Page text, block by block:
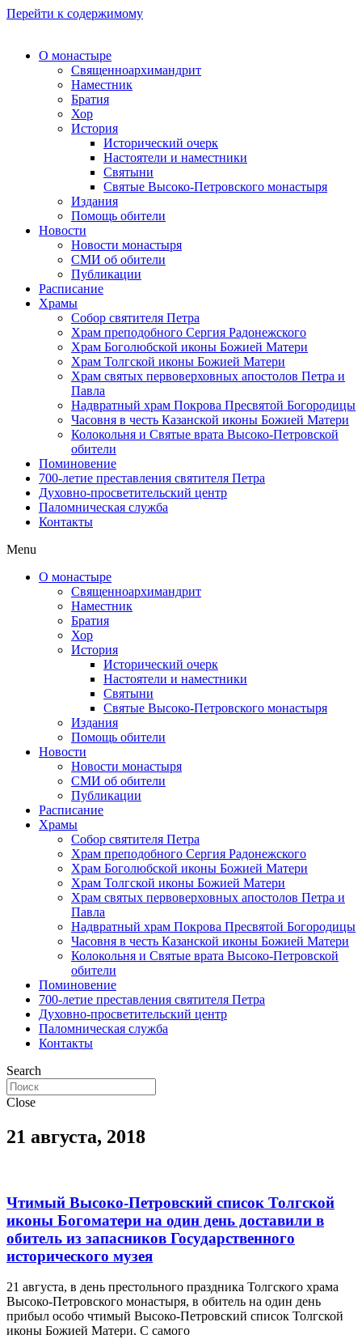
Перейти к содержимому
О монастыре
Священноархимандрит
Наместник
Братия
Хор
История
Исторический очерк
Настоятели и наместники
Святыни
Святые Высоко-Петровского монастыря
Издания
Помощь обители
Новости
Новости монастыря
СМИ об обители
Публикации
Расписание
Храмы
Собор святителя Петра
Храм преподобного Сергия Радонежского
Храм Боголюбской иконы Божией Матери
Храм Толгской иконы Божией Матери
Храм святых первоверховных апостолов Петра и
Павла
Надвратный храм Покрова Пресвятой Богородицы
Часовня в честь Казанской иконы Божией Матери
Колокольня и Святые врата Высоко-Петровской
обители
Поминовение
700-летие преставления святителя Петра
Духовно-просветительский центр
Паломническая служба
Контакты
Menu
О монастыре
Священноархимандрит
Наместник
Братия
Хор
История
Исторический очерк
Настоятели и наместники
Святыни
Святые Высоко-Петровского монастыря
Издания
Помощь обители
Новости
Новости монастыря
СМИ об обители
Публикации
Расписание
Храмы
Собор святителя Петра
Храм преподобного Сергия Радонежского
Храм Боголюбской иконы Божией Матери
Храм Толгской иконы Божией Матери
Храм святых первоверховных апостолов Петра и
Павла
Надвратный храм Покрова Пресвятой Богородицы
Часовня в честь Казанской иконы Божией Матери
Колокольня и Святые врата Высоко-Петровской
обители
Поминовение
700-летие преставления святителя Петра
Духовно-просветительский центр
Паломническая служба
Контакты
Search
Close
21 августа, 2018
Чтимый Высоко-Петровский список Толгской
иконы Богоматери на один день доставили в
обитель из запасников Государственного
исторического музея
21 августа, в день престольного праздника Толгского храма
Высоко-Петровского монастыря, в обитель на один день
прибыл особо чтимый Высоко-Петровский список Толгской
иконы Божией Матери. С самого